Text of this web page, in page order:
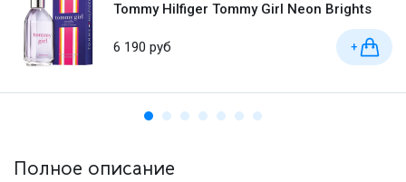
Tommy Hilfiger Tommy Girl Neon Brights
6 190 руб +
Полное описание